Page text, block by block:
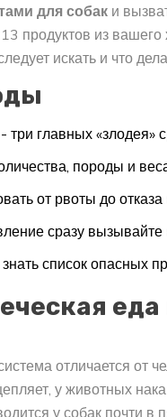
для собак и
продуктов из
искать и что
главных «злодея»
породы и
от рвоты до отказа
сразу вызывайте
список опасных
отличается от
у животных
у собак почти в